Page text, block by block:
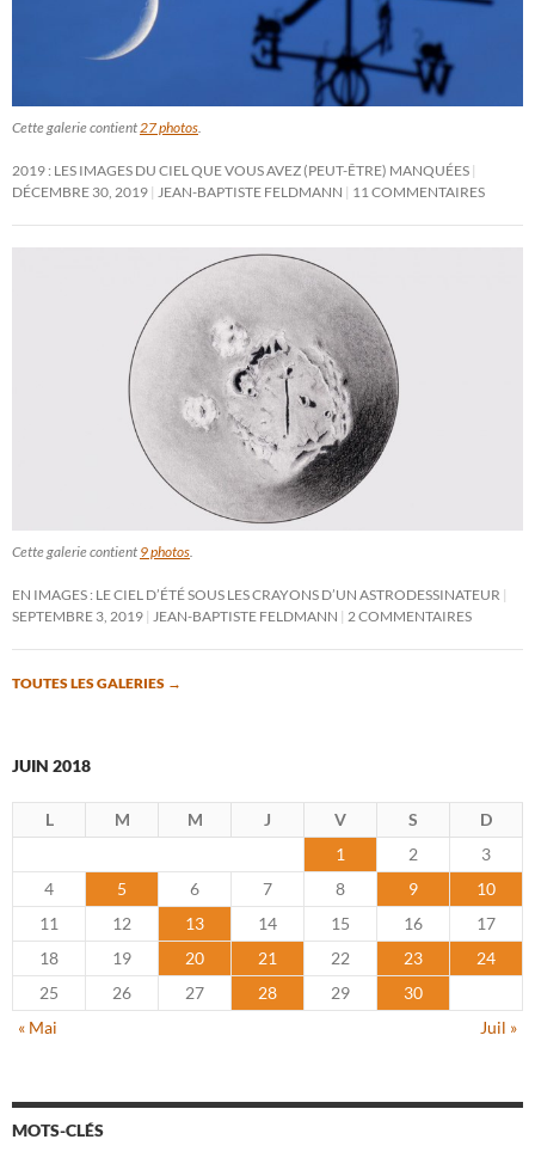
Cette galerie contient 27 photos
2019 : LES IMAGES DU CIEL QUE VOUS AVEZ (PEUT-ÊTRE) MANQUÉES
DÉCEMBRE 30, 2019
JEAN-BAPTISTE FELDMANN 11 COMMENTAIRES
Cette galerie contient 9 photos
EN IMAGES : LE CIEL D’ÉTÉ SOUS LES CRAYONS D’UN ASTRODESSINATEUR
SEPTEMBRE 3, 2019
JEAN-BAPTISTE FELDMANN 2 COMMENTAIRES
TOUTES LES GALERIES →
JUIN 2018
L M M J V S
D
1
2
3
4
5 6 7 8 9
10
11
12 13 14 15 16
17
18
19 20 21 22 23
24
25
26 27 28 29
30
« Mai
Juil »
MOTS-CLÉS